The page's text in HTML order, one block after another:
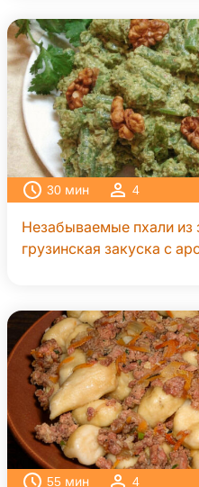
30 мин 4
Незабываемые пхали из
грузинская закуска с
55 мин 4